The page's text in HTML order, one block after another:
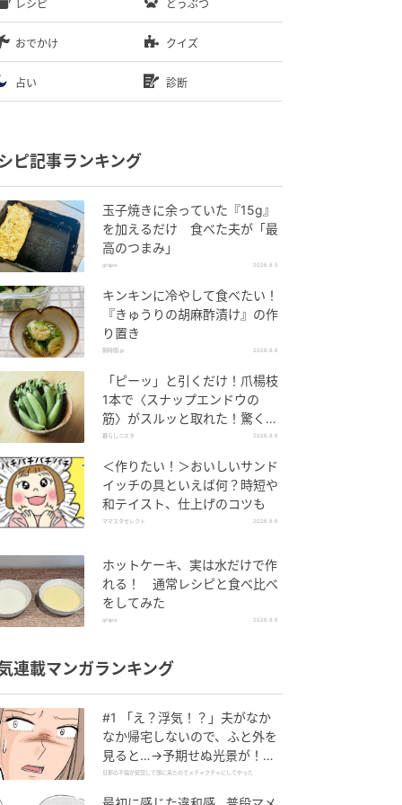
レシピ どうぶつ
おでかけ クイズ
占い 診断
ピ記事ランキング
玉子焼きに余っていた『15g』
を加えるだけ 食べた夫が「最
高のつまみ」
grape 2026.8.5
キンキンに冷やして食べたい！
『きゅうりの胡麻酢漬け』の作
り置き
朝時間.jp 2026.8.6
「ピーッ」と引くだけ！爪楊枝
1本で〈スナップエンドウの
筋〉がスルッと取れた！驚くほ
ど気持ちいい裏ワザ
暮らしニスタ 2026.8.6
＜作りたい！＞おいしいサンド
イッチの具といえば何？時短や
和テイスト、仕上げのコツも
ママスタセレクト 2026.8.6
ホットケーキ、実は水だけで作
れる！ 通常レシピと食べ比べ
をしてみた
grape 2026.8.6
連載マンガランキング
#1 「え？浮気！？」夫がなか
なか帰宅しないので、ふと外を
見ると…→予期せぬ光景が！｜
旦那の不倫が発覚して頭に来た
旦那の不倫が発覚して頭に来たのでメチャクチャにしてやった